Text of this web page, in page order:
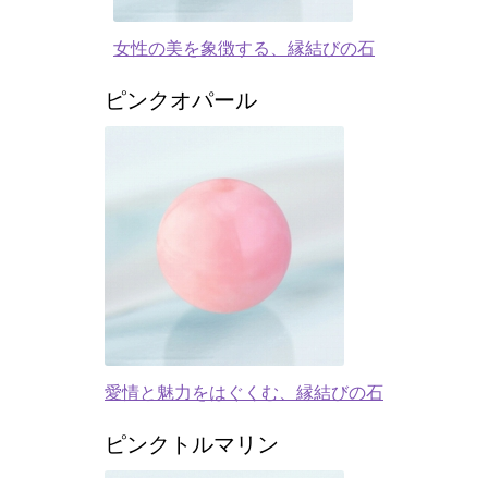
女性の美を象徴する、縁結びの石
ピンクオパール
愛情と魅力をはぐくむ、縁結びの石
ピンクトルマリン